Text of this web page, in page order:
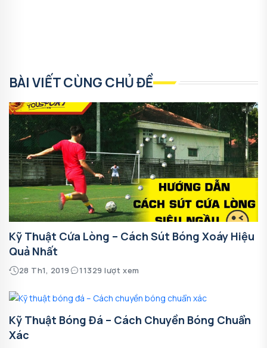
BÀI VIẾT CÙNG CHỦ ĐỀ
Kỹ Thuật Cứa Lòng – Cách Sút Bóng Xoáy Hiệu
Quả Nhất
28 Th1, 2019 11329 lượt xem
Kỹ Thuật Bóng Đá – Cách Chuyền Bóng Chuẩn
Xác